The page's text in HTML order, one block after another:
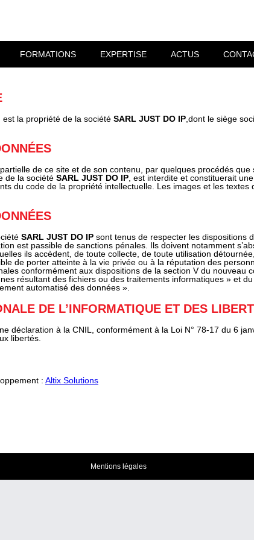
FORMATIONS EXPERTISE ACTUS
la propriété de la société SARL JUST DO IP ,dont le siège
de ce site et de son contenu, par quelques procédés que
de la société SARL JUST DO IP , est interdite et constituerait
du code de la propriété intellectuelle. Les images et les textes
SARL JUST DO IP sont tenus de respecter les dispositions
est passible de sanctions pénales. Ils doivent notamment
ils accèdent, de toute collecte, de toute utilisation
de porter atteinte à la vie privée ou à la réputation des
conformément aux dispositions de la section V du nouveau
résultant des fichiers ou des traitements informatiques » et
automatisé des données ».
DE L’INFORMATIQUE ET DES
déclaration à la CNIL, conformément à la Loi N° 78-17 du 6
libertés.
: Altix Solutions
Mentions légales